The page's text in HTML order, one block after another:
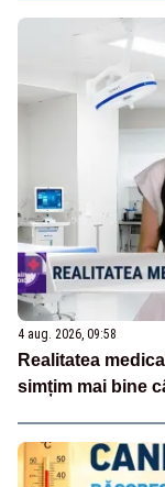
4 aug. 2026, 09:58
Realitatea
simțim mai bine